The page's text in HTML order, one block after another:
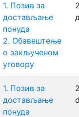
1. Позив за
достављање
понуда
2. Обавештење
о закљученом
уговору
1. Позив за
достављање
понуда